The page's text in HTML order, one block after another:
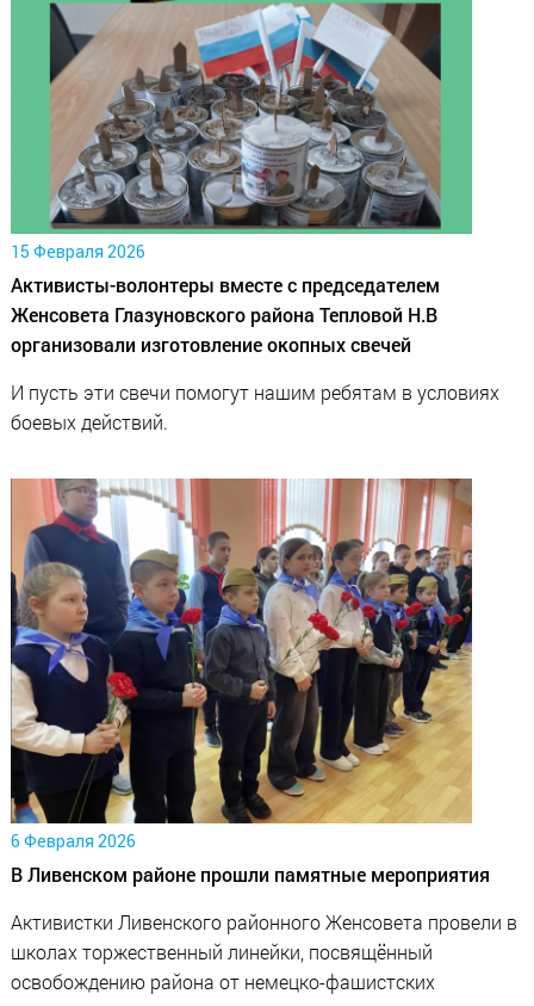
15 Февраля 2026
Активисты-волонтеры вместе с председателем
Женсовета Глазуновского района Тепловой Н.В
организовали изготовление окопных свечей
И пусть эти свечи помогут нашим ребятам в условиях
боевых действий.
6 Февраля 2026
В Ливенском районе прошли памятные мероприятия
Активистки Ливенского районного Женсовета провели в
школах торжественный линейки, посвящённый
освобождению района от немецко-фашистских